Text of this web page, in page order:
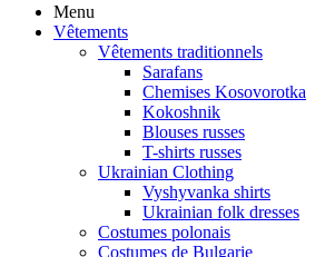
Menu
Vêtements
Vêtements traditionnels
Sarafans
Chemises Kosovorotka
Kokoshnik
Blouses russes
T-shirts russes
Ukrainian Clothing
Vyshyvanka shirts
Ukrainian folk dresses
Costumes polonais
Costumes de Bulgarie